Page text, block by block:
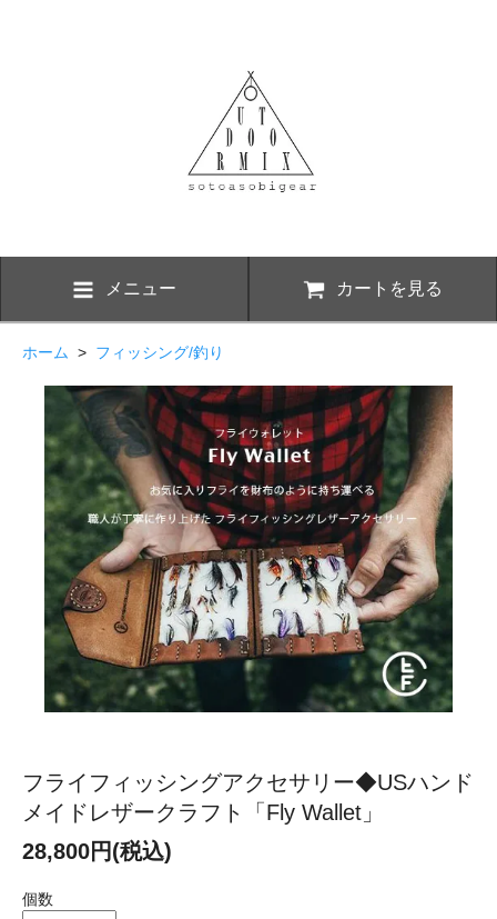
メニュー カートを見る
ホーム > フィッシング/釣り
フライフィッシングアクセサリー◆USハンド
メイドレザークラフト「Fly Wallet」
28,800円(税込)
個数